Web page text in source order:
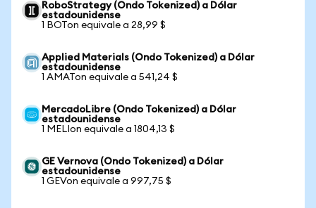
RoboStrategy (Ondo Tokenized) a Dólar
estadounidense
1 BOTon equivale a 28,99 $
Applied Materials (Ondo Tokenized) a Dólar
estadounidense
1 AMATon equivale a 541,24 $
MercadoLibre (Ondo Tokenized) a Dólar
estadounidense
1 MELIon equivale a 1804,13 $
GE Vernova (Ondo Tokenized) a Dólar
estadounidense
1 GEVon equivale a 997,75 $